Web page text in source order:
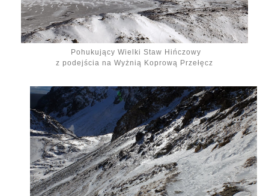
Pohukujący Wielki Staw Hińczowy
z podejścia na Wyżnią Koprową Przełęcz